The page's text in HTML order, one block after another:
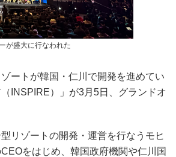
が盛大に行なわれた
ートが韓国・仁川で開発を進めてい
INSPIRE）」が3月5日、グランドオ
リゾートの開発・運営を行なうモヒ
をはじめ、韓国政府機関や仁川国